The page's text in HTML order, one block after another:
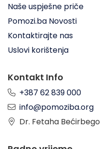
Naše uspješne priče
Pomozi.ba Novosti
Kontaktirajte nas
Uslovi korištenja
Kontakt Info
+387 62 839 000
info@pomoziba.org
Dr. Fetaha